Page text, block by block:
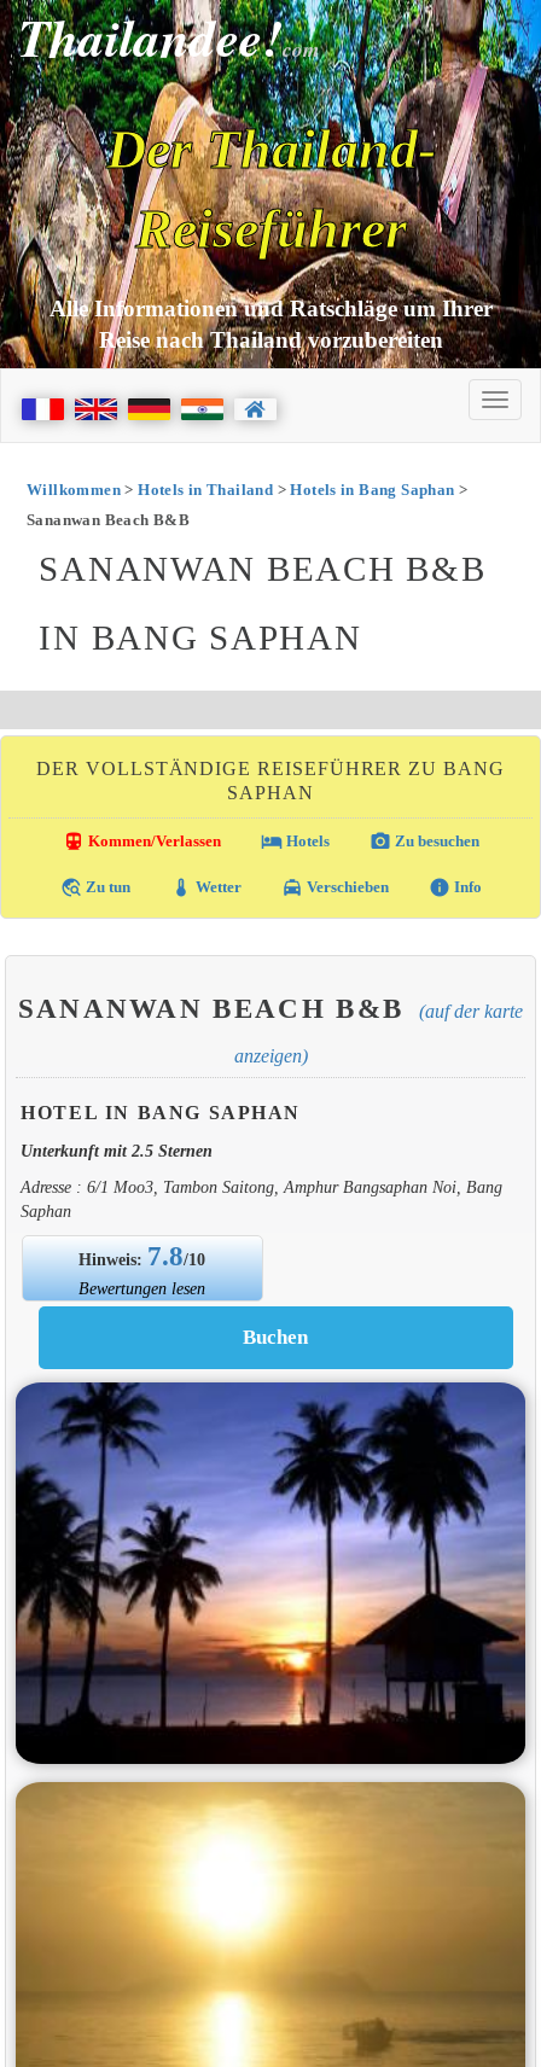
Thailandee!com
Der Thailand-
Reiseführer
Alle Informationen und Ratschläge um Ihrer
Reise nach Thailand vorzubereiten
Willkommen>Hotels in Thailand >Hotels in Bang Saphan >
Sananwan Beach B&B
SANANWAN BEACH B&B
IN BANG SAPHAN
DER VOLLSTÄNDIGE REISEFÜHRER ZU BANG
SAPHAN
directions_transit Kommen/Verlassen local_hotelHotels photo_camera Zu besuchen
travel_explore Zu tun thermostat Wetter local_taxi Verschieben info Info
SANANWAN BEACH B&B (auf der karte
anzeigen)
HOTEL IN BANG SAPHAN
Unterkunft mit 2.5 Sternen
Adresse : 6/1 Moo3, Tambon Saitong, Amphur Bangsaphan Noi, Bang
Saphan
Hinweis: 7.8/10
Bewertungen lesen